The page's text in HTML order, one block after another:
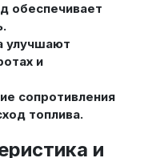
обеспечивает
улучшают
и
сопротивления
топлива.
и